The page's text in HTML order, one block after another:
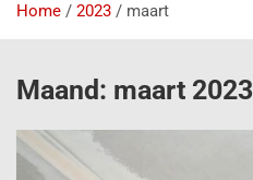
Home 2023 maart
Maand: maart 2023